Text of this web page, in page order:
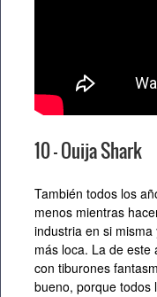
10 – Ouija Shark
También todos los
menos mientras
industria en si
más loca. La de
con tiburones
bueno, porque todos